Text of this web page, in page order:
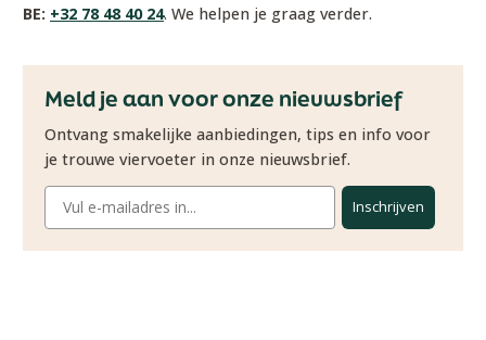
BE: +32 78 48 40 24. We helpen je graag verder.
Meld je aan voor onze nieuwsbrief
Ontvang smakelijke aanbiedingen, tips en info voor
je trouwe viervoeter in onze nieuwsbrief.
Inschrijven